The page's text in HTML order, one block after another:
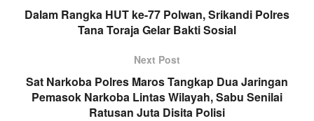
Dalam Rangka HUT ke-77 Polwan, Srikandi Polres
Tana Toraja Gelar Bakti Sosial
Next Post
Sat Narkoba Polres Maros Tangkap Dua Jaringan
Pemasok Narkoba Lintas Wilayah, Sabu Senilai
Ratusan Juta Disita Polisi